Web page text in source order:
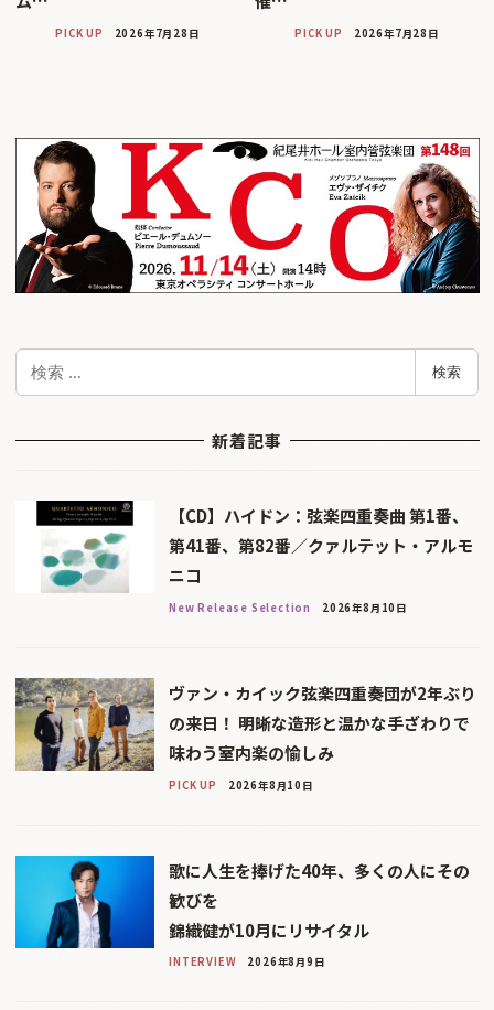
PICK UP 2026年7月28日 PICK UP 2026年7月28日
検
検索
新着記事
【CD】ハイドン：弦楽四重奏曲 第1番、
第41番、第82番／クァルテット・アルモ
ニコ
New Release Selection 2026年8月10日
ヴァン・カイック弦楽四重奏団が2年ぶり
の来日！ 明晰な造形と温かな手ざわりで
味わう室内楽の愉しみ
PICK UP 2026年8月10日
歌に人生を捧げた40年、多くの人にその
歓びを
錦織健が10月にリサイタル
INTERVIEW 2026年8月9日